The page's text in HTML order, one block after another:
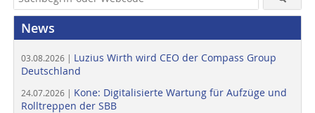
News
03.08.2026 | Luzius Wirth wird CEO der Compass Group
Deutschland
24.07.2026 | Kone: Digitalisierte Wartung für Aufzüge und
Rolltreppen der SBB